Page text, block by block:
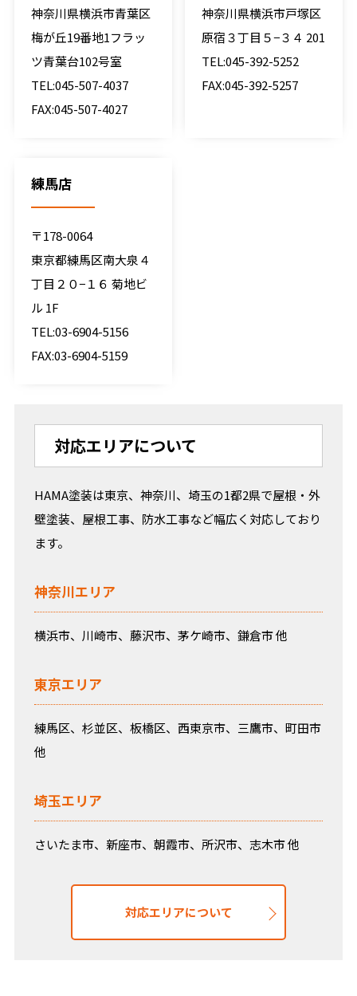
神奈川県横浜市青葉区
梅が丘19番地1フラッ
ツ青葉台102号室
TEL:045-507-4037
FAX:045-507-4027
神奈川県横浜市戸塚区
原宿３丁目５−３４ 201
TEL:045-392-5252
FAX:045-392-5257
練馬店
〒178-0064
東京都練馬区南大泉４
丁目２０−１６ 菊地ビ
ル 1F
TEL:03-6904-5156
FAX:03-6904-5159
対応エリアについて
HAMA塗装は東京、神奈川、埼玉の1都2県で屋根・外
壁塗装、屋根工事、防水工事など幅広く対応しており
ます。
神奈川エリア
横浜市、川崎市、藤沢市、茅ケ崎市、鎌倉市 他
東京エリア
練馬区、杉並区、板橋区、西東京市、三鷹市、町田市
他
埼玉エリア
さいたま市、新座市、朝霞市、所沢市、志木市 他
対応エリアについて